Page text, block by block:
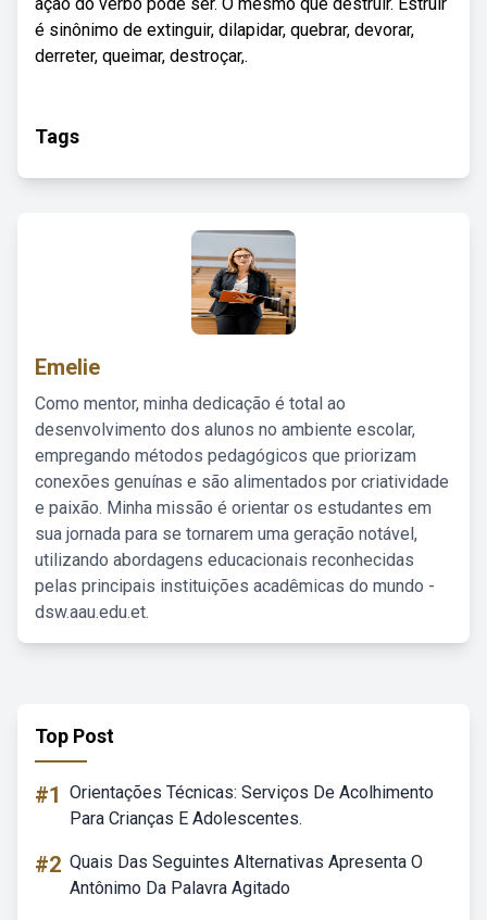
é sinônimo de extinguir, dilapidar, quebrar, devorar,
derreter, queimar, destroçar,.
Tags
Emelie
Como mentor, minha dedicação é total ao
desenvolvimento dos alunos no ambiente escolar,
empregando métodos pedagógicos que priorizam
conexões genuínas e são alimentados por criatividade
e paixão. Minha missão é orientar os estudantes em
sua jornada para se tornarem uma geração notável,
utilizando abordagens educacionais reconhecidas
pelas principais instituições acadêmicas do mundo -
dsw.aau.edu.et.
Top Post
#1 Orientações Técnicas: Serviços De Acolhimento
Para Crianças E Adolescentes.
#2 Quais Das Seguintes Alternativas Apresenta O
Antônimo Da Palavra Agitado